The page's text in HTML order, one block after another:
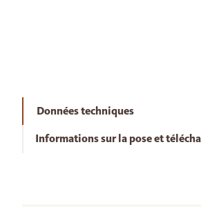
Données techniques
Informations sur la pose et